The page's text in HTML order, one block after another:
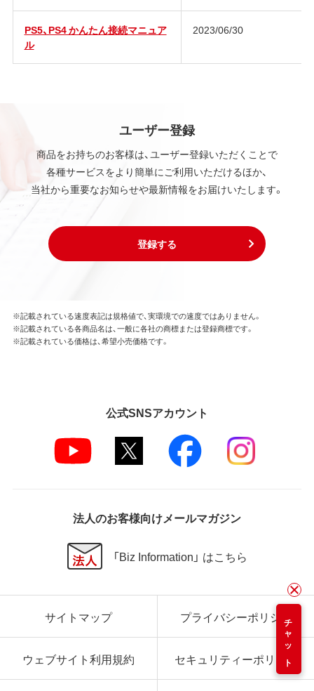
PS5、PS4 かんたん接続マニュア
ル
2023/06/30
ユーザー登録
商品をお持ちのお客様は、ユーザー登録いただくことで
各種サービスをより簡単にご利用いただけるほか、
当社から重要なお知らせや最新情報をお届けいたします。
登録する
チャット
※記載されている速度表記は規格値で、実環境での速度ではありません。
※記載されている各商品名は、一般に各社の商標または登録商標です。
※記載されている価格は、希望小売価格です。
公式SNSアカウント
法人のお客様向けメールマガジン
「Biz Information」 はこちら
サイトマップ プライバシーポリシー
ウェブサイト利用規約 セキュリティーポリシー